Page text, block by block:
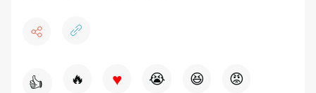
👍 🔥 ♥ 😭 😆 😡